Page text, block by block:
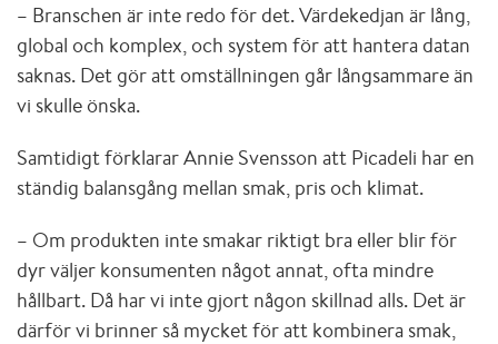
– Branschen är inte redo för det. Värdekedjan är lång,
global och komplex, och system för att hantera datan
saknas. Det gör att omställningen går långsammare än
vi skulle önska.
Samtidigt förklarar Annie Svensson att Picadeli har en
ständig balansgång mellan smak, pris och klimat.
– Om produkten inte smakar riktigt bra eller blir för
dyr väljer konsumenten något annat, ofta mindre
hållbart. Då har vi inte gjort någon skillnad alls. Det är
därför vi brinner så mycket för att kombinera smak,